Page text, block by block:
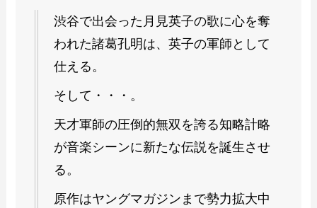
渋谷で出会った月見英子の歌に心を奪
われた諸葛孔明は、英子の軍師として
仕える。
そして・・・。
天才軍師の圧倒的無双を誇る知略計略
が音楽シーンに新たな伝説を誕生させ
る。
原作はヤングマガジンまで勢力拡大中